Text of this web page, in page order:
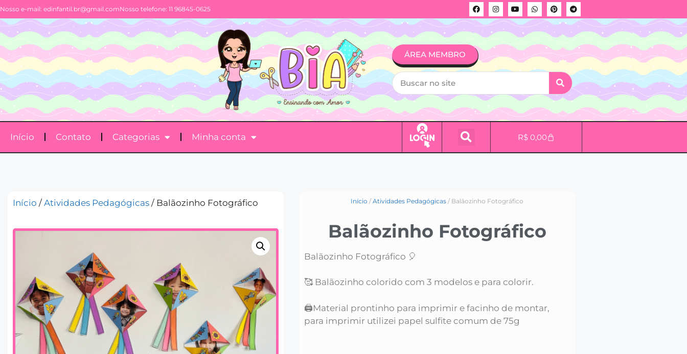
Nosso e-mail: edinfantil.br@gmail.comNosso telefone: 11 96845-0625
ÁREA MEMBRO
Início Contato Categorias Minha conta R$ 0,00
Início / Atividades Pedagógicas / Balãozinho Fotográfico Início / Atividades Pedagógicas / Balãozinho Fotográfico
Balãozinho Fotográfico
Balãozinho Fotográfico 🎈
🥰 Balãozinho colorido com 3 modelos e para colorir.
🖨️Material prontinho para imprimir e facinho de montar,
para imprimir utilizei papel sulfite comum de 75g